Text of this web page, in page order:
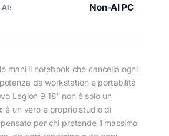
Non-AI PC
mani il notebook che cancella ogni
da workstation e portabilità
Legion 9 18″ non è solo un
è un vero e proprio studio di
per chi pretende il massimo